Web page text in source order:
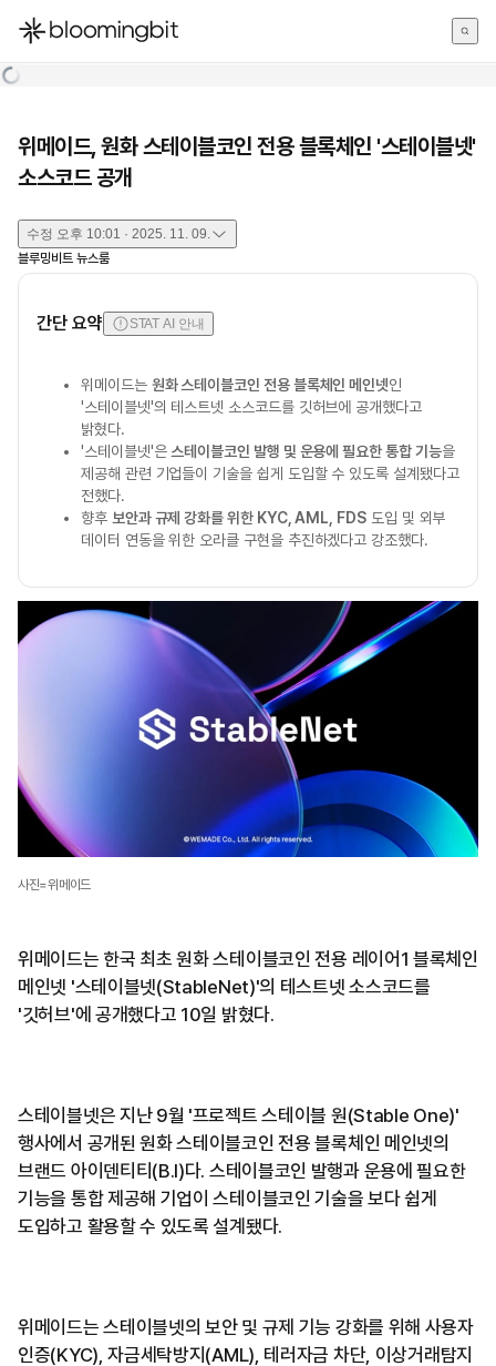
한국어
위메이드, 원화 스테이블코인 전용 블록체인 '스테이블넷'
소스코드 공개
수정 오후 10:01 · 2025. 11. 09.
블루밍비트 뉴스룸
간단 요약 STAT AI 안내
위메이드는 원화 스테이블코인 전용 블록체인 메인넷인
'스테이블넷'의 테스트넷 소스코드를 깃허브에 공개했다고
밝혔다.
'스테이블넷'은 스테이블코인 발행 및 운용에 필요한 통합 기능을
제공해 관련 기업들이 기술을 쉽게 도입할 수 있도록 설계됐다고
전했다.
향후 보안과 규제 강화를 위한 KYC, AML, FDS도입 및 외부
데이터 연동을 위한 오라클 구현을 추진하겠다고 강조했다.
사진=위메이드
위메이드는 한국 최초 원화 스테이블코인 전용 레이어1 블록체인
메인넷 '스테이블넷(StableNet)'의 테스트넷 소스코드를
'깃허브'에 공개했다고 10일 밝혔다.
스테이블넷은 지난 9월 '프로젝트 스테이블 원(Stable One)'
행사에서 공개된 원화 스테이블코인 전용 블록체인 메인넷의
브랜드 아이덴티티(B.I)다. 스테이블코인 발행과 운용에 필요한
기능을 통합 제공해 기업이 스테이블코인 기술을 보다 쉽게
도입하고 활용할 수 있도록 설계됐다.
위메이드는 스테이블넷의 보안 및 규제 기능 강화를 위해 사용자
인증(KYC), 자금세탁방지(AML), 테러자금 차단, 이상거래탐지